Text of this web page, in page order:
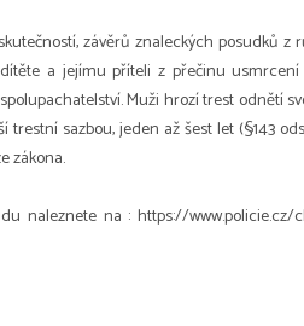
závěrů znaleckých posudků z
a jejímu příteli z přečinu
Muži hrozí trest odnětí
trestní sazbou, jeden až šest let (§143
zákona.
naleznete na : https://www.policie.cz/